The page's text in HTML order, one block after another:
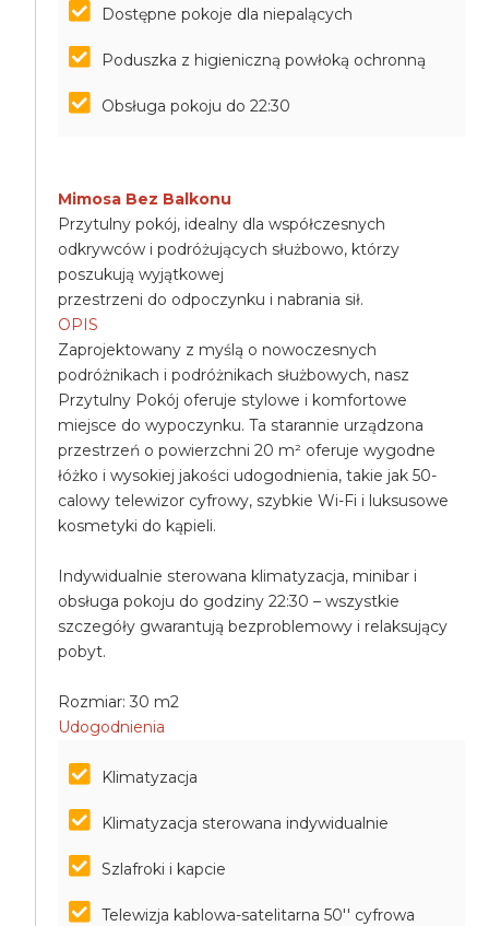
Dostępne pokoje dla niepalących
Poduszka z higieniczną powłoką ochronną
Obsługa pokoju do 22:30
Mimosa Bez Balkonu
Przytulny pokój, idealny dla współczesnych
odkrywców i podróżujących służbowo, którzy
poszukują wyjątkowej
przestrzeni do odpoczynku i nabrania sił.
OPIS
Zaprojektowany z myślą o nowoczesnych
podróżnikach i podróżnikach służbowych, nasz
Przytulny Pokój oferuje stylowe i komfortowe
miejsce do wypoczynku. Ta starannie urządzona
przestrzeń o powierzchni 20 m² oferuje wygodne
łóżko i wysokiej jakości udogodnienia, takie jak 50-
calowy telewizor cyfrowy, szybkie Wi-Fi i luksusowe
kosmetyki do kąpieli.
Indywidualnie sterowana klimatyzacja, minibar i
obsługa pokoju do godziny 22:30 – wszystkie
szczegóły gwarantują bezproblemowy i relaksujący
pobyt.
Rozmiar: 30 m2
Udogodnienia
Klimatyzacja
Klimatyzacja sterowana indywidualnie
Szlafroki i kapcie
Telewizja kablowa-satelitarna 50'' cyfrowa